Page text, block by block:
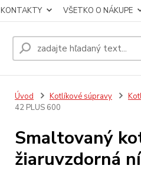
KONTAKTY VŠETKO O NÁKUPE
Úvod Kotlíkové súpravy
42 PLUS 600
Smaltovaný
žiaruvzdorná